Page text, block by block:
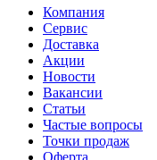
Компания
Сервис
Доставка
Акции
Новости
Вакансии
Статьи
Частые вопросы
Точки продаж
Оферта